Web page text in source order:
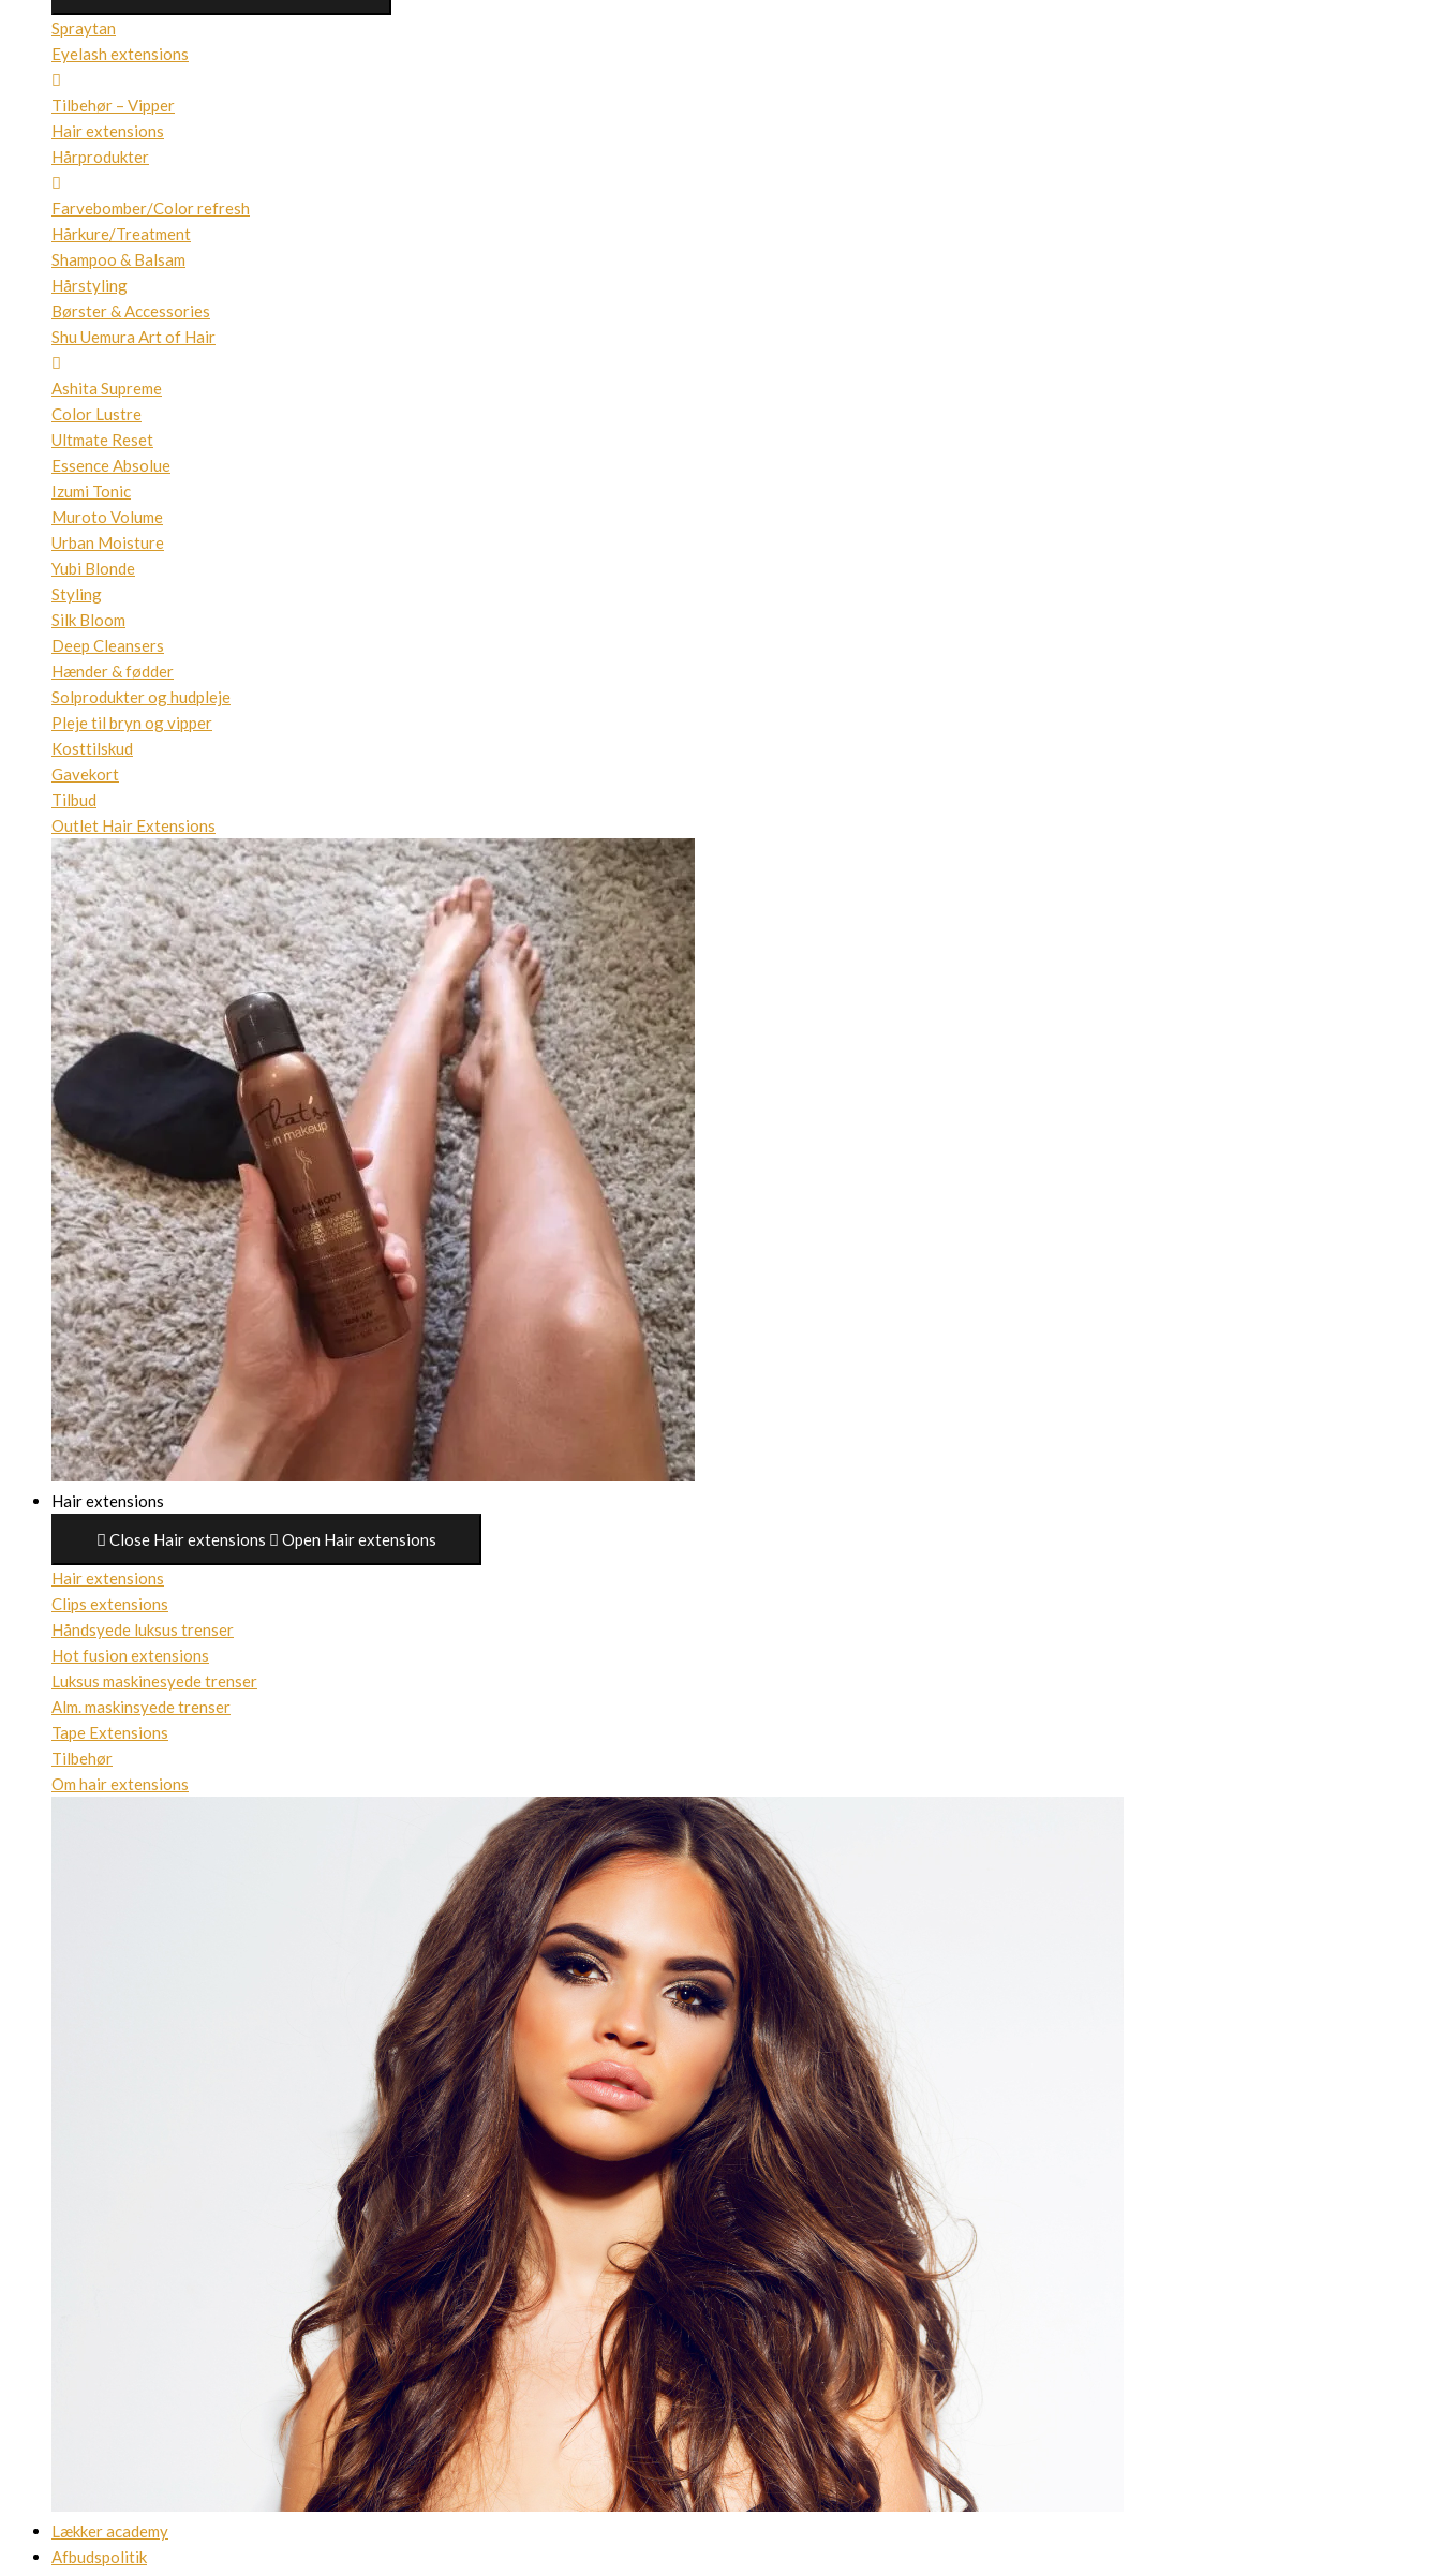
Spraytan
Eyelash extensions
Tilbehør – Vipper
Hair extensions
Hårprodukter
Farvebomber/Color refresh
Hårkure/Treatment
Shampoo & Balsam
Hårstyling
Børster & Accessories
Shu Uemura Art of Hair
Ashita Supreme
Color Lustre
Ultmate Reset
Essence Absolue
Izumi Tonic
Muroto Volume
Urban Moisture
Yubi Blonde
Styling
Silk Bloom
Deep Cleansers
Hænder & fødder
Solprodukter og hudpleje
Pleje til bryn og vipper
Kosttilskud
Gavekort
Tilbud
Outlet Hair Extensions
Hair extensions
Close Hair extensions
Open Hair extensions
Hair extensions
Clips extensions
Håndsyede luksus trenser
Hot fusion extensions
Luksus maskinesyede trenser
Alm. maskinsyede trenser
Tape Extensions
Tilbehør
Om hair extensions
Lækker academy
Afbudspolitik